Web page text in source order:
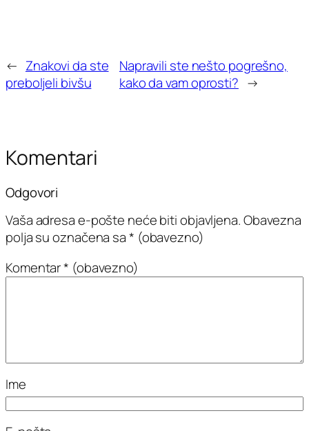
← Znakovi da ste
preboljeli bivšu
Napravili ste nešto pogrešno,
kako da vam oprosti? →
Komentari
Odgovori
Vaša adresa e-pošte neće biti objavljena.Obavezna
polja su označena sa* (obavezno)
Komentar* (obavezno)
Ime